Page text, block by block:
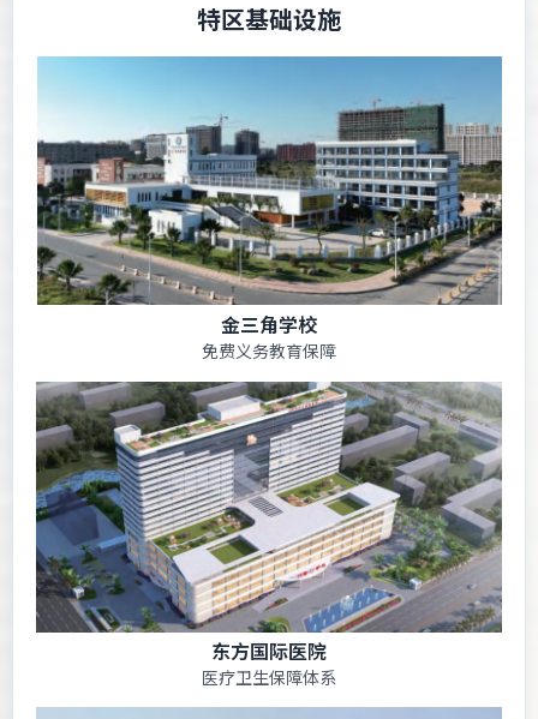
特区基础设施
金三角学校
免费义务教育保障
东方国际医院
医疗卫生保障体系